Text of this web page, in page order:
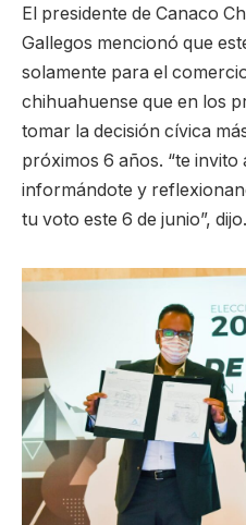
El presidente de Canaco
Gallegos mencionó que
solamente para el
chihuahuense que en los
tomar la decisión cívica
próximos 6 años. “te invito
informándote y
tu voto este 6 de junio”, dijo.